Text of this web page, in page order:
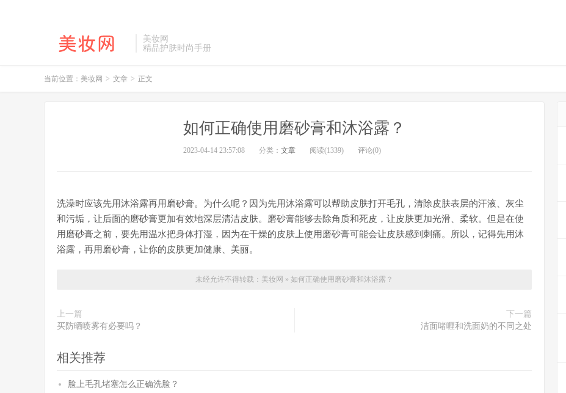
美妆网
精品护肤时尚手册
当前位置： 美妆网 > 文章 > 正文
如何正确使用磨砂膏和沐浴露？
2023-04-14 23:57:08 分类： 文章 阅读(1339) 评论(0)
洗澡时应该先用沐浴露再用磨砂膏。为什么呢？因为先用沐浴露可以帮助皮肤打开毛孔，清除皮肤表层的汗液、灰尘
和污垢，让后面的磨砂膏更加有效地深层清洁皮肤。磨砂膏能够去除角质和死皮，让皮肤更加光滑、柔软。但是在使
用磨砂膏之前，要先用温水把身体打湿，因为在干燥的皮肤上使用磨砂膏可能会让皮肤感到刺痛。所以，记得先用沐
浴露，再用磨砂膏，让你的皮肤更加健康、美丽。
未经允许不得转载： 美妆网 » 如何正确使用磨砂膏和沐浴露？
上一篇
买防晒喷雾有必要吗？
下一篇
洁面啫喱和洗面奶的不同之处
相关推荐
脸上毛孔堵塞怎么正确洗脸？